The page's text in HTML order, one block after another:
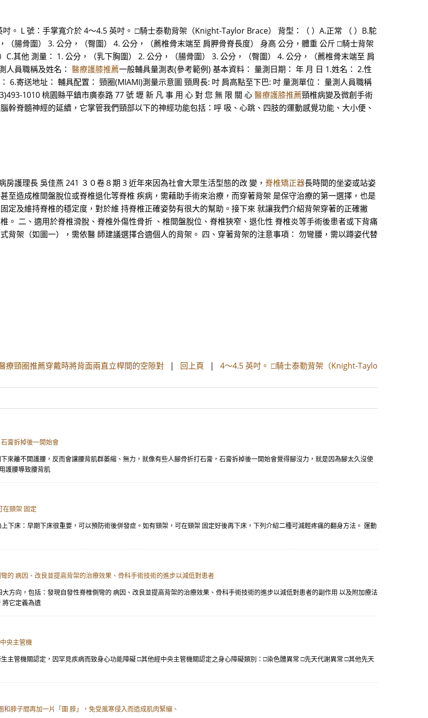
。 L 號：手掌寬介於 4～4.5 英吋。 □騎士泰勒背架（Knight-Taylor Brace） 背型：（ ）A.正常 （ ）B.駝
（腸骨圍） 3. 公分，（臀圍） 4. 公分，（薦椎骨末端至 肩胛骨脊長度） 身高 公分，體重 公斤 □騎士背架
C.其他 測量： 1. 公分，（乳下胸圍） 2. 公分，（腸骨圍） 3. 公分，（臀圍） 4. 公分，（薦椎骨末端至 肩
人員職稱及姓名： 醫療護膝推薦一般輔具量測表(參考範例) 基本資料： 量測日期： 年 月 日 1.姓名： 2.性
6.寄送地址： 輔具配置： 頸圈(MIAMI)測量示意圖 頸周長: 吋 肩高點至下巴: 吋 量測單位： 量測人員職稱
1010 桃園縣平鎮市廣泰路 77 號 壢 新 凡 事 用 心 對 您 無 限 關 心醫療護膝推薦頸椎病變及微創手術
脊髓神經的延續，它掌管我們頸部以下的神經功能包括：呼 吸、心跳、四肢的運動感覺功能、大小便、
護理長 吳佳燕 241 ３０卷８期 3 近年來因為社會大眾生活型態的改 變， 脊椎矯正器長時間的坐姿或站姿
至造成椎間盤脫位或脊椎退化等脊椎 疾病，需藉助手術來治療，而穿著背架 是保守治療的第一選擇，也是
定及維持脊椎的穩定度，對於維 持脊椎正確姿勢有很大的幫助。接下來 就讓我們介紹背架穿著的正確撇
。 二、適用於脊椎滑脫、脊椎外傷性骨折 、椎間盤脫位、脊椎狹窄、退化性 脊椎炎等手術後患者或下背痛
背架（如圖一），需依醫 師建議選擇合適個人的背架。 四、穿著背架的注意事項： 勿彎腰，需以蹲姿代替
療頸圈推薦穿戴時將背面兩直立桿間的空隙對 | 回上頁 | 4～4.5 英吋。 □騎士泰勒背架（Knight-Taylo
膏拆掉後一開始會
來離不開護腰，反而會讓腰背肌群萎縮、無力，就像有些人腳骨折打石膏，石膏拆掉後一開始會覺得腳沒力，就是因為腳太久沒使
護腰導致腰背肌
在頸架 固定
下床：早期下床很重要，可以預防術後併發症。如有頸架，可在頸架 固定好後再下床，下列介紹二種可減輕疼痛的翻身方法。 運動
的 病因、改良並提高背架的治療效果、骨科手術技術的進步以減低對患者
方向，包括：發現自發性脊椎側彎的 病因、改良並提高背架的治療效果、骨科手術技術的進步以減低對患者的副作用 以及附加療法
將它定義為遺
央主管機
生主管機關認定，因罕見疾病而致身心功能障礙 □其他經中央主管機關認定之身心障礙類別：□染色體異常 □先天代謝異常 □其他先天
脖子間再加一片「圍 脖」，免受風寒侵入而造成肌肉緊繃、